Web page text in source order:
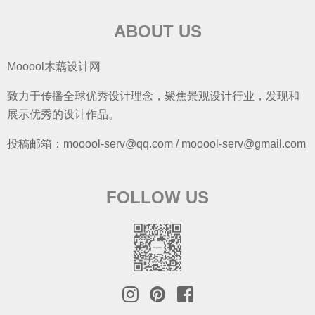
ABOUT US
Mooool木藕设计网
致力于传播全球优秀设计理念，聚焦景观设计行业，发现和
展示优秀的设计作品。
投稿邮箱：mooool-serv@qq.com / mooool-serv@gmail.com
FOLLOW US